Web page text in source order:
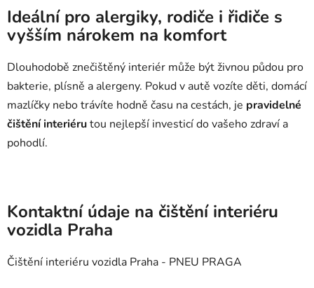
Ideální pro alergiky, rodiče i řidiče s
vyšším nárokem na komfort
Dlouhodobě znečištěný interiér může být živnou půdou pro
bakterie, plísně a alergeny. Pokud v autě vozíte děti, domácí
mazlíčky nebo trávíte hodně času na cestách, je pravidelné
čištění interiérutou nejlepší investicí do vašeho zdraví a
pohodlí.
Kontaktní údaje na čištění interiéru
vozidla Praha
Čištění interiéru vozidla Praha - PNEU PRAGA